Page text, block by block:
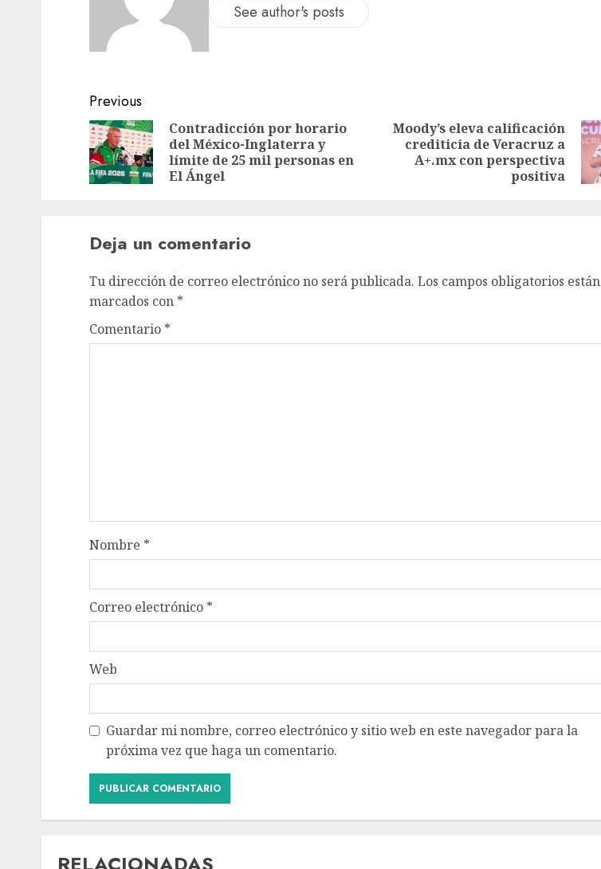
See author's posts
Previous
Contradicción por horario
del México-Inglaterra y
límite de 25 mil personas en
El Ángel
Moody’s eleva calificación
crediticia de Veracruz a
A+.mx con perspectiva
positiva
Deja un comentario
Tu dirección de correo electrónico no será publicada. Los campos obligatorios están
marcados con *
Comentario *
Nombre *
Correo electrónico *
Web
Guardar mi nombre, correo electrónico y sitio web en este navegador para la
próxima vez que haga un comentario.